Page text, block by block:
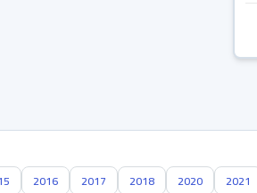
2021
2020
2018
2017
2016